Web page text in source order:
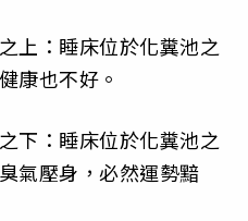
上：睡床位於化糞池之
康也不好。
下：睡床位於化糞池之
氣壓身，必然運勢黯